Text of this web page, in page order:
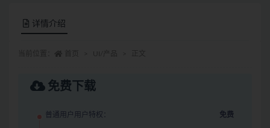
详情介绍
免费下载
普通用户用户特权： 免费